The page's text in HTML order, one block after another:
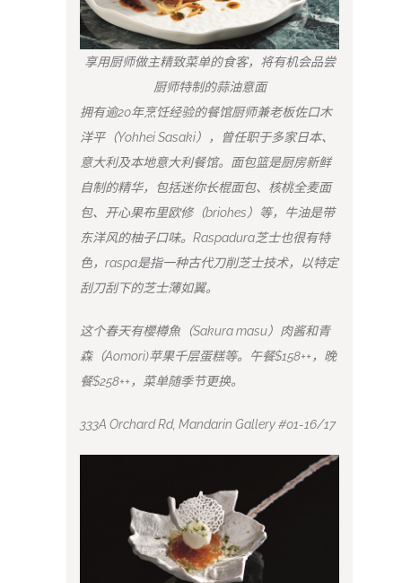
享用厨师做主精致菜单的食客，将有机会品尝
厨师特制的蒜油意面
拥有逾20年烹饪经验的餐馆厨师兼老板佐口木
洋平（Yohhei Sasaki），曾任职于多家日本、
意大利及本地意大利餐馆。面包篮是厨房新鲜
自制的精华，包括迷你长棍面包、核桃全麦面
包、开心果布里欧修（briohes）等，牛油是带
东洋风的柚子口味。Raspadura芝士也很有特
色，raspa是指一种古代刀削芝士技术，以特定
刮刀刮下的芝士薄如翼。
这个春天有櫻樽魚（Sakura masu）肉酱和青
森（Aomori)苹果千层蛋糕等。午餐$158++，晚
餐$258++，菜单随季节更换。
333A Orchard Rd, Mandarin Gallery #01-16/17